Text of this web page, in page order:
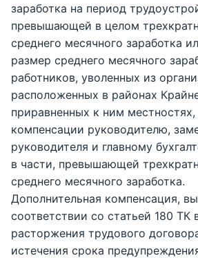
заработка на период
превышающей в целом
среднего месячного заработка
размер среднего месячного
работников, уволенных из
расположенных в районах
приравненных к ним
компенсации руководителю,
руководителя и главному
в части, превышающей
среднего месячного заработка.
Дополнительная компенсация,
соответствии со статьей 180 ТК
расторжения трудового
истечения срока